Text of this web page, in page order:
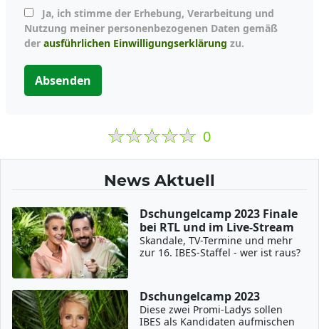
Nutzung meiner personenbezogenen Daten gemäß
der ausführlichen Einwilligungserklärung zu.
Absenden
0
News Aktuell
Dschungelcamp 2023 Finale
bei RTL und im Live-Stream
Skandale, TV-Termine und mehr
zur 16. IBES-Staffel - wer ist raus?
Dschungelcamp 2023
Diese zwei Promi-Ladys sollen
IBES als Kandidaten aufmischen